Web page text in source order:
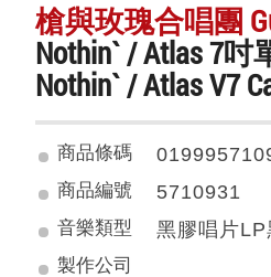
槍與玫瑰合唱團
Nothin` / Atlas 7
Nothin` / Atlas V7
商品條碼
商品編號 5710931
音樂類型 黑膠唱片LP
製作公司